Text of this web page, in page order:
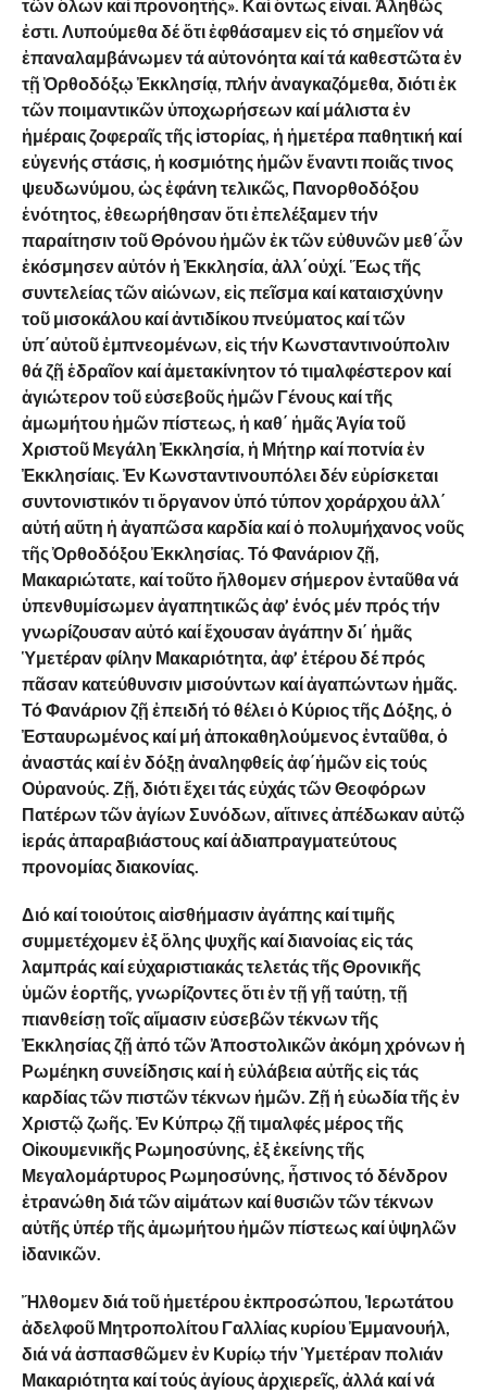
τῶνὅλων καίπρονοητής». Καί ὄντως εἶναι. Ἀληθῶς
ἐστι. Λυπούμεθα δέ ὅτι ἐφθάσαμεν εἰς τό σημεῖον νά
ἐπαναλαμβάνωμεν τά αὐτονόητα καί τά καθεστῶτα ἐν
τῇ Ὀρθοδόξῳ Ἐκκλησίᾳ, πλήν ἀναγκαζόμεθα, διότι ἐκ
τῶν ποιμαντικῶν ὑποχωρήσεων καί μάλιστα ἐν
ἡμέραις ζοφεραῖς τῆς ἱστορίας, ἡ ἡμετέρα παθητική καί
εὐγενής στάσις, ἡ κοσμιότης ἡμῶν ἔναντι ποιᾶς τινος
ψευδωνύμου, ὡς ἐφάνη τελικῶς, Πανορθοδόξου
ἑνότητος, ἐθεωρήθησαν ὅτι ἐπελέξαμεν τήν
παραίτησιν τοῦ Θρόνου ἡμῶν ἐκ τῶν εὐθυνῶν μεθ΄ὧν
ἐκόσμησεν αὐτόν ἡ Ἐκκλησία, ἀλλ΄οὐχί. Ἕως τῆς
συντελείας τῶν αἰώνων, εἰς πεῖσμα καί καταισχύνην
τοῦ μισοκάλου καί ἀντιδίκου πνεύματος καί τῶν
ὑπ΄αὐτοῦ ἐμπνεομένων, εἰς τήν Κωνσταντινούπολιν
θά ζῇ ἑδραῖον καί ἀμετακίνητον τό τιμαλφέστερον καί
ἁγιώτερον τοῦ εὐσεβοῦς ἡμῶν Γένους καί τῆς
ἀμωμήτου ἡμῶν πίστεως, ἡ καθ΄ ἡμᾶς Ἁγία τοῦ
Χριστοῦ Μεγάλη Ἐκκλησία, ἡ Μήτηρ καί ποτνία ἐν
Ἐκκλησίαις. Ἐν Κωνσταντινουπόλει δέν εὑρίσκεται
συντονιστικόν τι ὄργανον ὑπό τύπον χοράρχου ἀλλ΄
αὐτή αὕτη ἡ ἀγαπῶσα καρδία καί ὁ πολυμήχανος νοῦς
τῆς Ὀρθοδόξου Ἐκκλησίας. Τό Φανάριον ζῇ,
Μακαριώτατε, καί τοῦτο ἤλθομεν σήμερον ἐνταῦθα νά
ὑπενθυμίσωμεν ἀγαπητικῶς ἀφ’ ἑνός μέν πρός τήν
γνωρίζουσαν αὐτό καί ἔχουσαν ἀγάπην δι΄ ἡμᾶς
Ὑμετέραν φίλην Μακαριότητα, ἀφ’ ἑτέρου δέ πρός
πᾶσαν κατεύθυνσιν μισούντων καί ἀγαπώντων ἡμᾶς.
Τό Φανάριον ζῇ ἐπειδή τό θέλει ὁ Κύριος τῆς Δόξης, ὁ
Ἐσταυρωμένος καί μή ἀποκαθηλούμενος ἐνταῦθα, ὁ
ἀναστάς καί ἐν δόξῃ ἀναληφθείς ἀφ΄ἡμῶν εἰς τούς
Οὐρανούς. Ζῇ, διότι ἔχει τάς εὐχάς τῶν Θεοφόρων
Πατέρων τῶν ἁγίων Συνόδων, αἵτινες ἀπέδωκαν αὐτῷ
ἱεράς ἀπαραβιάστους καί ἀδιαπραγματεύτους
προνομίας διακονίας.
Διό καίτοιούτοιςαἰσθήμασινἀγάπης καίτιμῆς
συμμετέχομενἐξὅλης ψυχῆς καίδιανοίαςεἰςτάς
λαμπράς καίεὐχαριστιακάςτελετάςτῆςΘρονικῆς
ὑμῶνἑορτῆς, γνωρίζοντεςὅτιἐντῇ γῇ ταύτῃ, τῇ
πιανθείσῃ τοῖςαἵμασινεὐσεβῶντέκνωντῆς
Ἐκκλησίαςζῇ ἀπότῶνἈποστολικῶνἀκόμη χρόνων ἡ
Ρωμέηκη συνείδησις καί ἡ εὐλάβειααὐτῆςεἰςτάς
καρδίαςτῶνπιστῶντέκνων ἡμῶν. Ζῇ ἡ εὐωδία τῆς ἐν
Χριστῷ ζωῆς. Ἐν Κύπρῳ ζῇ τιμαλφές μέρος τῆς
Οἰκουμενικῆς Ρωμηοσύνης, ἐξ ἐκείνης τῆς
Μεγαλομάρτυρος Ρωμηοσύνης, ἧστινος τό δένδρον
ἐτρανώθη διά τῶν αἱμάτων καί θυσιῶν τῶν τέκνων
αὐτῆς ὑπέρ τῆς ἀμωμήτου ἡμῶν πίστεως καί ὑψηλῶν
ἰδανικῶν.
Ἤλθομεν διά τοῦ ἡμετέρου ἐκπροσώπου, Ἱερωτάτου
ἀδελφοῦ Μητροπολίτου Γαλλίας κυρίου Ἐμμανουήλ,
διά νά ἀσπασθῶμεν ἐν Κυρίῳ τήν Ὑμετέραν πολιάν
Μακαριότητα καί τούς ἁγίους ἀρχιερεῖς, ἀλλά καί νά